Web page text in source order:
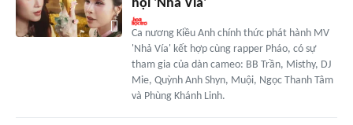
hội 'Nhả Vía'
Ca nương Kiều Anh chính thức phát hành MV
'Nhả Vía' kết hợp cùng rapper Pháo, có sự
tham gia của dàn cameo: BB Trần, Misthy, DJ
Mie, Quỳnh Anh Shyn, Muội, Ngọc Thanh Tâm
và Phùng Khánh Linh.